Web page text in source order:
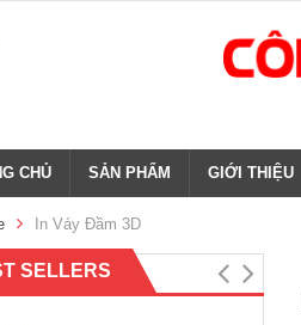
CHỦ SẢN PHẨM GIỚI THIỆU
In Váy Đầm 3D
SELLERS